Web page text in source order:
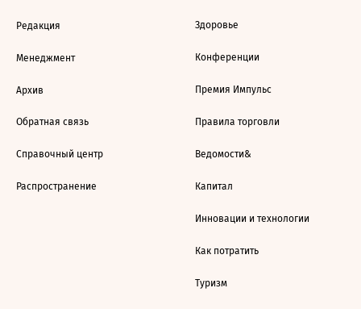
Редакция
Менеджмент
Архив
Обратная связь
Справочный центр
Распространение
Здоровье
Конференции
Премия Импульс
Правила торговли
Ведомости&
Капитал
Инновации и технологии
Как потратить
Туризм